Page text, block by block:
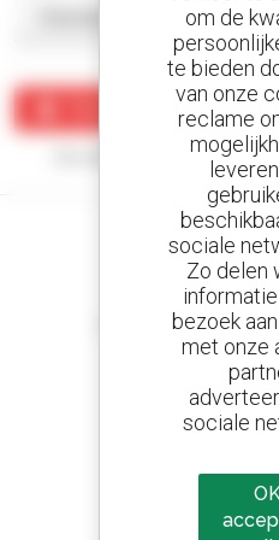
Maak een waarschuwing
Uw zoekopdracht heeft
Stel
en ontvang advertenties
om de
te bieden
van onze
reclame
sociale
Zo delen
bezoek
met onze
sociale